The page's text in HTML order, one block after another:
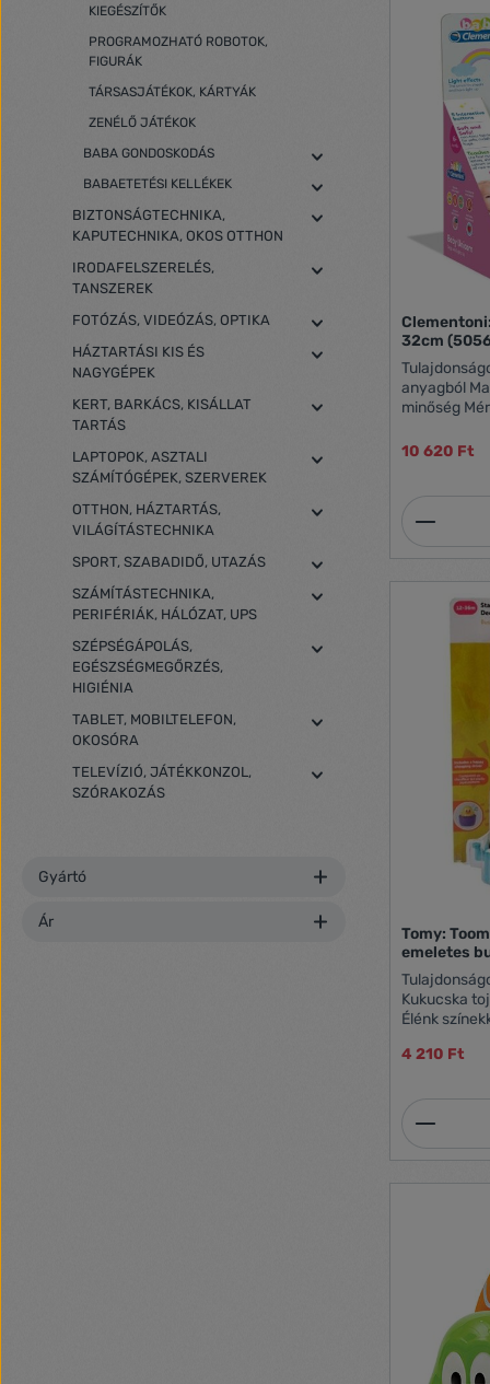
KIEGÉSZÍTŐK
PROGRAMOZHATÓ ROBOTOK,
FIGURÁK
TÁRSASJÁTÉKOK, KÁRTYÁK
ZENÉLŐ JÁTÉKOK
BABA GONDOSKODÁS
BABAETETÉSI KELLÉKEK
BIZTONSÁGTECHNIKA,
KAPUTECHNIKA, OKOS OTTHON
IRODAFELSZERELÉS,
TANSZEREK
FOTÓZÁS, VIDEÓZÁS, OPTIKA
HÁZTARTÁSI KIS ÉS
NAGYGÉPEK
KERT, BARKÁCS, KISÁLLAT
TARTÁS
LAPTOPOK, ASZTALI
SZÁMÍTÓGÉPEK, SZERVEREK
OTTHON, HÁZTARTÁS,
VILÁGÍTÁSTECHNIKA
SPORT, SZABADIDŐ, UTAZÁS
SZÁMÍTÁSTECHNIKA,
PERIFÉRIÁK, HÁLÓZAT, UPS
SZÉPSÉGÁPOLÁS,
EGÉSZSÉGMEGŐRZÉS,
HIGIÉNIA
TABLET, MOBILTELEFON,
OKOSÓRA
TELEVÍZIÓ, JÁTÉKKONZOL,
SZÓRAKOZÁS
Gyártó
Ár
32cm
Tulajdonságok: Interaktív
anyagból
minőség
10 620 Ft
Tomy:
emeletes
Tulajdonságok: Emeletes busz
Kukucska tojással
Élénk
4 210 Ft